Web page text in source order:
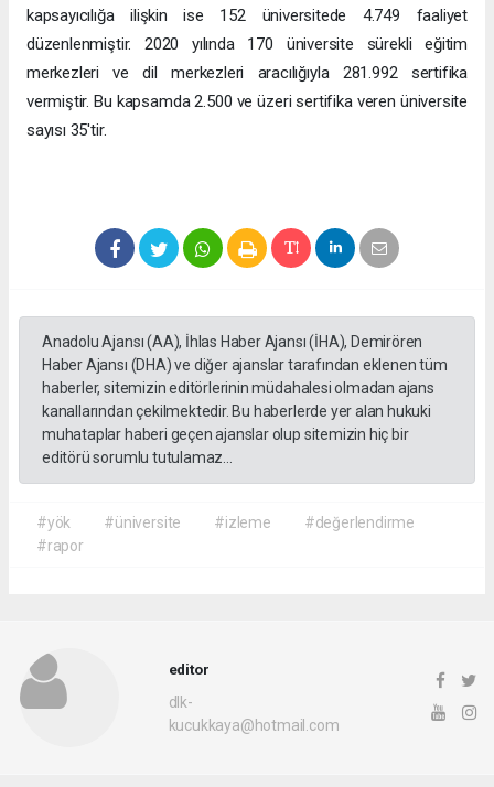
kapsayıcılığa ilişkin ise 152 üniversitede 4.749 faaliyet
düzenlenmiştir. 2020 yılında 170 üniversite sürekli eğitim
merkezleri ve dil merkezleri aracılığıyla 281.992 sertifika
vermiştir. Bu kapsamda 2.500 ve üzeri sertifika veren üniversite
sayısı 35'tir.
Anadolu Ajansı (AA), İhlas Haber Ajansı (İHA), Demirören
Haber Ajansı (DHA) ve diğer ajanslar tarafından eklenen tüm
haberler, sitemizin editörlerinin müdahalesi olmadan ajans
kanallarından çekilmektedir. Bu haberlerde yer alan hukuki
muhataplar haberi geçen ajanslar olup sitemizin hiç bir
editörü sorumlu tutulamaz...
#yök #üniversite #izleme
#değerlendirme
#rapor
editor
dlk-
kucukkaya@hotmail.com